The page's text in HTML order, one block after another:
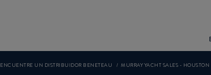
ENCUENTRE UN DISTRIBUIDOR BENETEAU MURRAY YACHT SALES - HOUSTON